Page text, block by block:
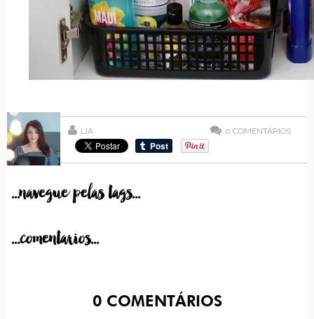
LIA 0 COMENTÁRIOS
...navegue pelas tags...
...comentarios...
0COMENTÁRIOS